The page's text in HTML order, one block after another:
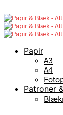
Papir
A3
A4
Patroner